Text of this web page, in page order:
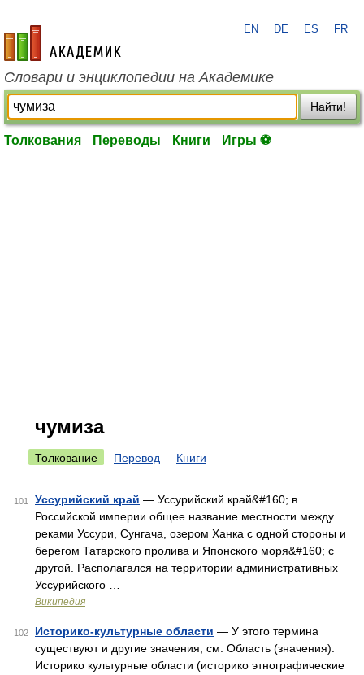
academic.ru
EN DE ES FR
Словари и энциклопедии на Академике
Найти!
Толкования Переводы Книги Игры ⚽
чумиза
Толкование Перевод Книги
101 Уссурийский край — Уссурийский край&#160; в
Российской империи общее название местности между
реками Уссури, Сунгача, озером Ханка с одной стороны и
берегом Татарского пролива и Японского моря&#160; с
другой. Располагался на территории административных
Уссурийского …
Википедия
102 Историко-культурные области — У этого термина
существуют и другие значения, см. Область (значения).
Историко культурные области (историко этнографические